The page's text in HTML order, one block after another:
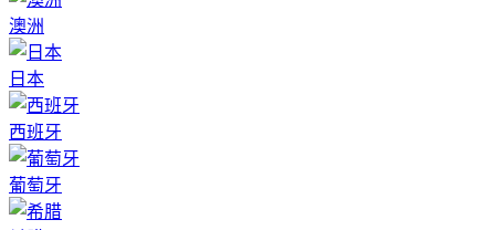
澳洲
日本
西班牙
葡萄牙